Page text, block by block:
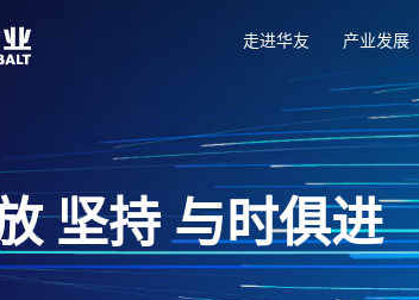
走进华友 产业发展
坚持 与时俱进